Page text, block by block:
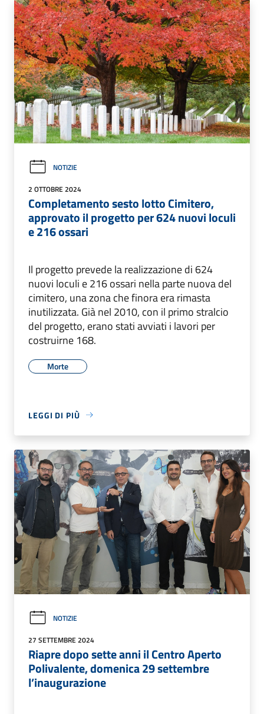
NOTIZIE
2 OTTOBRE 2024
Completamento sesto lotto Cimitero,
approvato il progetto per 624 nuovi loculi
e 216 ossari
Il progetto prevede la realizzazione di 624
nuovi loculi e 216 ossari nella parte nuova del
cimitero, una zona che finora era rimasta
inutilizzata. Già nel 2010, con il primo stralcio
del progetto, erano stati avviati i lavori per
costruirne 168.
Morte
LEGGI DI PIÙ
NOTIZIE
27 SETTEMBRE 2024
Riapre dopo sette anni il Centro Aperto
Polivalente, domenica 29 settembre
l’inaugurazione